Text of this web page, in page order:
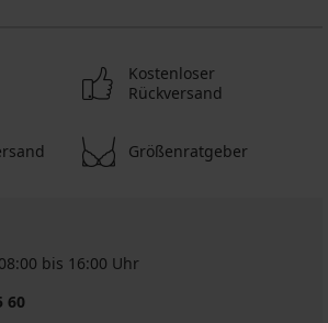
Kostenloser
Rückversand
Größenratgeber
bis 16:00 Uhr
60